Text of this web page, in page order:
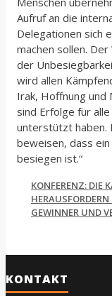
Aufruf an die
Delegationen sich
machen sollen.
der
wird allen
Irak, Hoffnung und
sind Erfolge für
unterstützt haben.
beweisen, dass
besiegen ist.“
KONFERENZ: DIE
HERAUSFORDERN
GEWINNER UND
KONTAKT